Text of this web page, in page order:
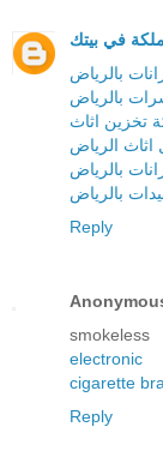
ملكة في بيتك
بالرياض
بالرياض
تخزين اثاث
الرياض
بالرياض
بالرياض
Reply
electronic
cigarette
Reply